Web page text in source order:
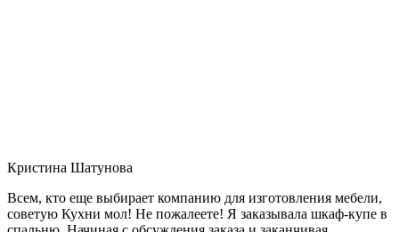
Кристина Шатунова
Всем, кто еще выбирает компанию для изготовления мебели,
советую Кухни мол! Не пожалеете! Я заказывала шкаф-купе в